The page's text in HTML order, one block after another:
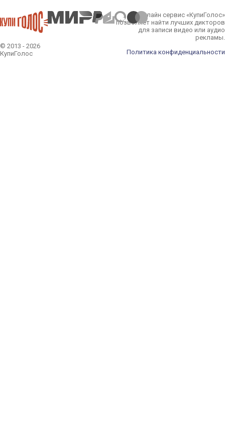
© 2013 - 2026
КупиГолос
Онлайн сервис «КупиГолос»
позволяет найти лучших дикторов
для записи видео или аудио
рекламы.
Политика конфиденциальности